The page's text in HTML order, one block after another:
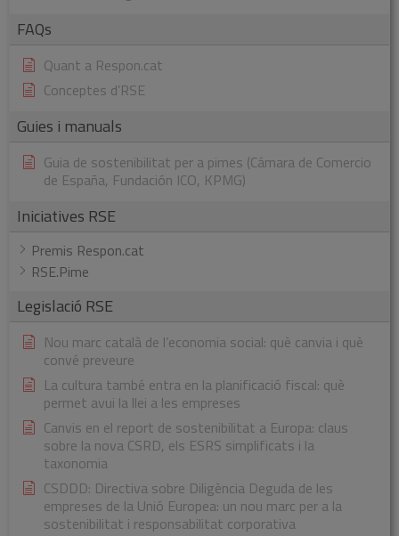
FAQs
Quant a Respon.cat
Conceptes d’RSE
Guies i manuals
Guia de sostenibilitat per a pimes (Cámara de Comercio
de España, Fundación ICO, KPMG)
Iniciatives RSE
Premis Respon.cat
RSE.Pime
Legislació RSE
Nou marc català de l’economia social: què canvia i què
convé preveure
La cultura també entra en la planificació fiscal: què
permet avui la llei a les empreses
Canvis en el report de sostenibilitat a Europa: claus
sobre la nova CSRD, els ESRS simplificats i la
taxonomia
CSDDD: Directiva sobre Diligència Deguda de les
empreses de la Unió Europea: un nou marc per a la
sostenibilitat i responsabilitat corporativa